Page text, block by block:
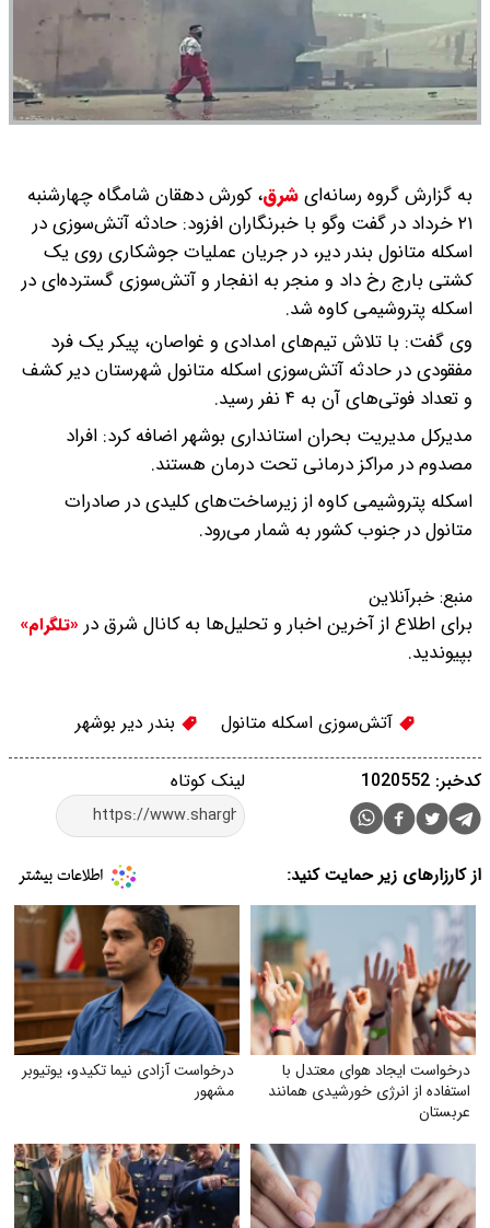
به گزارش گروه رسانه‌ایشرق،کورش دهقان شامگاه چهارشنبه
۲۱ خرداد در گفت وگو با خبرنگاران افزود: حادثه آتش‌سوزی در
اسکله متانول بندر دیر، در جریان عملیات جوشکاری روی یک
کشتی بارج رخ داد و منجر به انفجار و آتش‌سوزی گسترده‌ای در
اسکله پتروشیمی کاوه شد.
وی گفت: با تلاش تیم‌های امدادی و غواصان، پیکر یک فرد
مفقودی در حادثه آتش‌سوزی اسکله متانول شهرستان دیر کشف
و تعداد فوتی‌های آن به ۴ نفر رسید.
مدیرکل مدیریت بحران استانداری بوشهر اضافه کرد: افراد
مصدوم در مراکز درمانی تحت درمان هستند.
اسکله پتروشیمی کاوه از زیرساخت‌های کلیدی در صادرات
متانول در جنوب کشور به شمار می‌رود.
منبع: خبرآنلاین
برای اطلاع از آخرین اخبار و تحلیل‌ها به کانال شرق در «تلگرام»
بپیوندید.
آتش‌سوزی اسکله متانول بندر دیر بوشهر
لینک کوتاه کدخبر: 1020552
از کارزارهای زیر حمایت کنید:
درخواست ایجاد هوای معتدل با
استفاده از انرژی خورشیدی همانند
عربستان
درخواست آزادی نیما تکیدو، یوتیوبر
مشهور